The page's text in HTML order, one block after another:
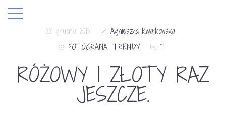
22 grudnia 2013
Agnieszka Kwiatkowska
FOTOGRAFIA, TRENDY 7
RÓŻOWY I ZŁOTY RAZ
JESZCZE.